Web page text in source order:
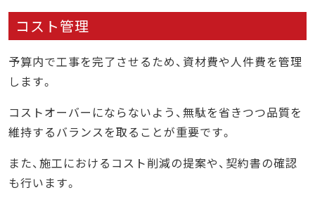
コスト管理
予算内で工事を完了させるため、資材費や人件費を管理
します。
コストオーバーにならないよう、無駄を省きつつ品質を
維持するバランスを取ることが重要です。
また、施工におけるコスト削減の提案や、契約書の確認
も行います。